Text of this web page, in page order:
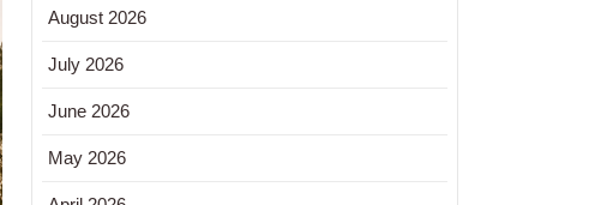
Rumah
Beton:
Kokoh,
Estetik,
dan
Tahan
Lama
August 2026
July 2026
June 2026
May 2026